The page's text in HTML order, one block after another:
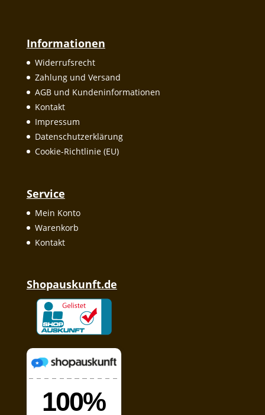
Informationen
Widerrufsrecht
Zahlung und Versand
AGB und Kundeninformationen
Kontakt
Impressum
Datenschutzerklärung
Cookie-Richtlinie (EU)
Service
Mein Konto
Warenkorb
Kontakt
Shopauskunft.de